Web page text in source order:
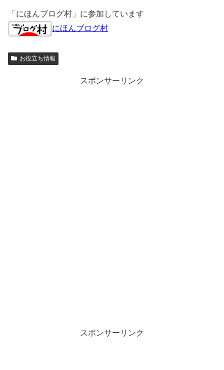
「にほんブログ村」に参加しています
にほんブログ村
お役立ち情報
スポンサーリンク
スポンサーリンク